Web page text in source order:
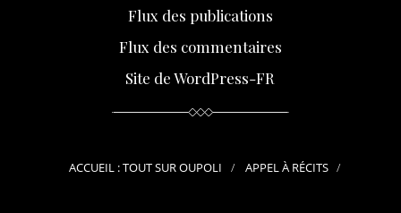
Flux des publications
Flux des commentaires
Site de WordPress-FR
ACCUEIL : TOUT SUR OUPOLI APPEL À RÉCITS